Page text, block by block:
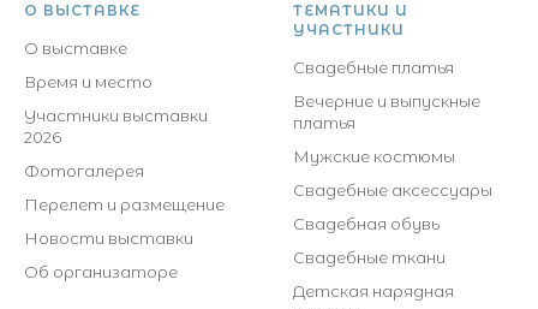
О ВЫСТАВКЕ
О выставке
Время и место
Участники выставки
2026
Фотогалерея
Перелет и размещение
Новости выставки
Об организаторе
ТЕМАТИКИ И
УЧАСТНИКИ
Свадебные платья
Вечерние и выпускные
платья
Мужские костюмы
Свадебные аксессуары
Свадебная обувь
Свадебные ткани
Детская нарядная